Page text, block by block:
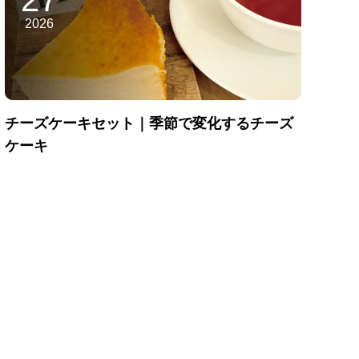
2026
チーズケーキセット｜季節で変化するチーズ
ケーキ